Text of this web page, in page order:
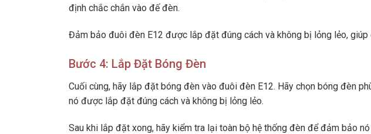
định chắc chắn vào đế đèn.
Đảm bảo đuôi đèn E12 được lắp đặt đúng cách và không bị lỏng lẻo,
Bước 4: Lắp Đặt Bóng Đèn
Cuối cùng, hãy lắp đặt bóng đèn vào đuôi đèn E12. Hãy chọn bóng đèn
nó được lắp đặt đúng cách và không bị lỏng lẻo.
Sau khi lắp đặt xong, hãy kiểm tra lại toàn bộ hệ thống đèn để đảm bảo